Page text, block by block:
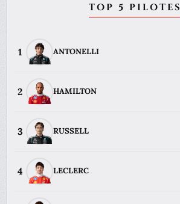
TOP 5 PILOTES
1 ANTONELLI
2 HAMILTON
3 RUSSELL
4 LECLERC